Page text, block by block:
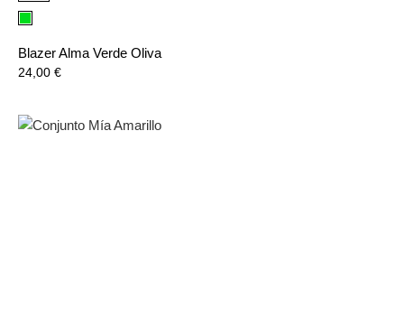
Verde
Blazer Alma Verde Oliva
Precio
24,00 €